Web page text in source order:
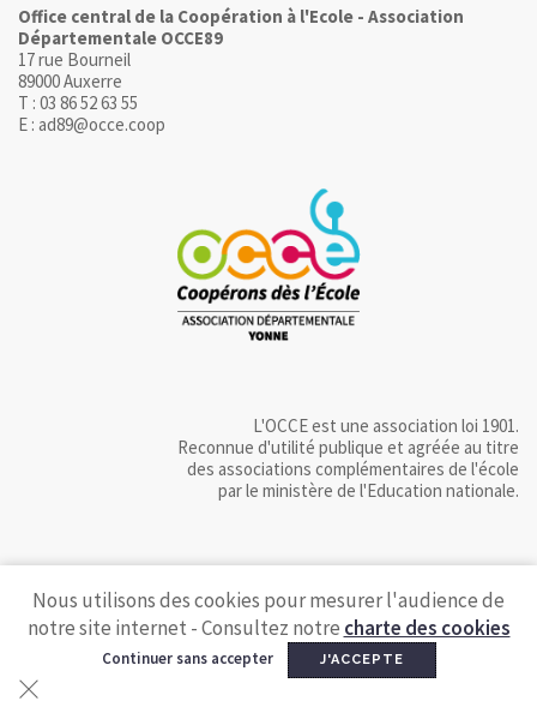
Office central de la Coopération à l'Ecole - Association
Départementale OCCE89
17 rue Bourneil
89000 Auxerre
T : 03 86 52 63 55
E : ad89@occe.coop
L'OCCE est une association loi 1901.
Reconnue d'utilité publique et agréée au titre
des associations complémentaires de l'école
par le ministère de l'Education nationale.
Nous utilisons des cookies pour mesurer l'audience de
notre site internet - Consultez notre charte des cookies
Continuer sans accepter J'ACCEPTE